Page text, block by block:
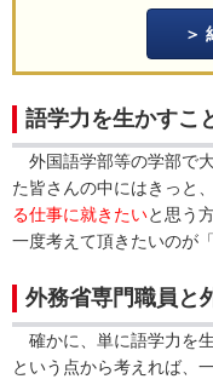
語学力を生かすこ
外国語学部等の学部で
た皆さんの中にはきっと、
る仕事に就きたいと思う
一度考えて頂きたいのが
外務省専門職員と
確かに、単に語学力を
という点から考えれば、